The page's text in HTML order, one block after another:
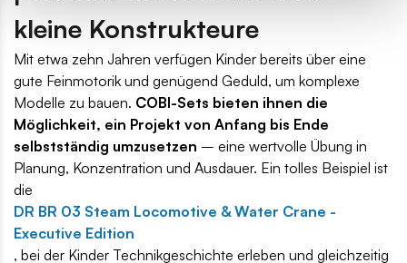
kleine Konstrukteure
Mit etwa zehn Jahren verfügen Kinder bereits über eine
gute Feinmotorik und genügend Geduld, um komplexe
Modelle zu bauen. COBI-Sets bieten ihnen die
Möglichkeit, ein Projekt von Anfang bis Ende
selbstständig umzusetzen – eine wertvolle Übung in
Planung, Konzentration und Ausdauer. Ein tolles Beispiel ist
die
DR BR 03 Steam Locomotive & Water Crane -
Executive Edition
, bei der Kinder Technikgeschichte erleben und gleichzeitig